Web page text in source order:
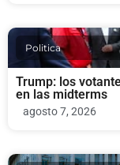
Politica
Trump: los
en las midterms
agosto 7, 2026